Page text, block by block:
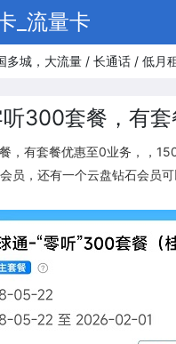
_流量卡
多城，大流量 / 长通话 / 低
300套餐，有
，有套餐优惠至0业务，，
员，还有一个云盘钻石会员